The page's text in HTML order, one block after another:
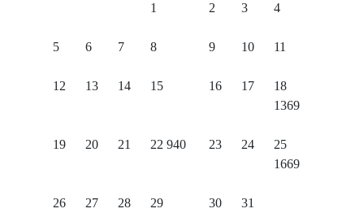
1 2 3 4
5 6 7 8 9 10 11
12 13 14 15 16 17
18
1369
19 20 21 22 940 23 24
25
1669
26 27 28 29 30 31